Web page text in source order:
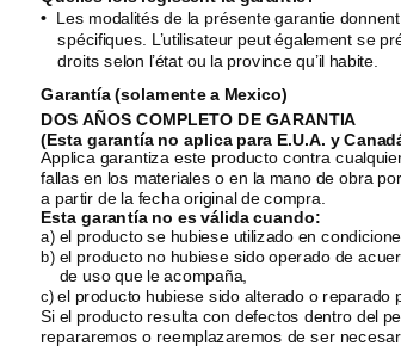
• Les modalités de la présente garantie
spécifiques. L’utilisateur peut également se
droits selon l’état ou la province qu’il habite.
Garantía (solamente a Mexico)
DOS AÑOS COMPLETO DE GARANTIA
(Esta garantía no aplica para E.U.A. y
Applica garantiza este producto contra
fallas en los materiales o en la mano de obra
a partir de la fecha original de compra.
Esta garantía no es válida cuando:
a) el producto se hubiese utilizado en
b) el producto no hubiese sido operado de
de uso que le acompaña,
c) el producto hubiese sido alterado o reparado
Si el producto resulta con defectos dentro del
repararemos o reemplazaremos de ser